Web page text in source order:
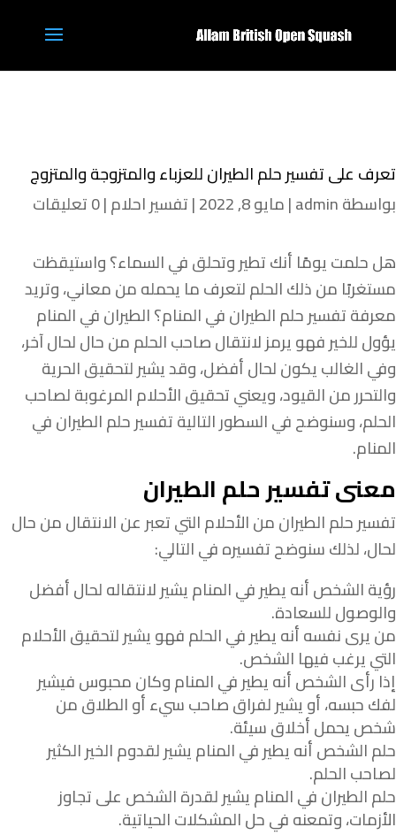
تعرف على تفسير حلم الطيران للعزباء والمتزوجة والمتزوج
بواسطةadmin
|مايو 8, 2022 |تفسير احلام|0 تعليقات
هل حلمت يومًا أنك تطير وتحلق في السماء؟ واستيقظت
مستغربًا من ذلك الحلم لتعرف ما يحمله من معاني، وتريد
معرفة تفسير حلم الطيران في المنام؟ الطيران في المنام
يؤول للخير فهو يرمز لانتقال صاحب الحلم من حال لحال آخر،
وفي الغالب يكون لحال أفضل، وقد يشير لتحقيق الحرية
والتحرر من القيود، ويعني تحقيق الأحلام المرغوبة لصاحب
الحلم، وسنوضح في السطور التالية تفسير حلم الطيران في
المنام.
معنى تفسير حلم الطيران
تفسير حلم الطيران من الأحلام التي تعبر عن الانتقال من حال
لحال، لذلك سنوضح تفسيره في التالي:
رؤية الشخص أنه يطير في المنام يشير لانتقاله لحال أفضل
والوصول للسعادة.
من يرى نفسه أنه يطير في الحلم فهو يشير لتحقيق الأحلام
التي يرغب فيها الشخص.
إذا رأى الشخص أنه يطير في المنام وكان محبوس فيشير
لفك حبسه، أو يشير لفراق صاحب سيء أو الطلاق من
شخص يحمل أخلاق سيئة.
حلم الشخص أنه يطير في المنام يشير لقدوم الخير الكثير
لصاحب الحلم.
حلم الطيران في المنام يشير لقدرة الشخص على تجاوز
الأزمات، وتمعنه في حل المشكلات الحياتية.